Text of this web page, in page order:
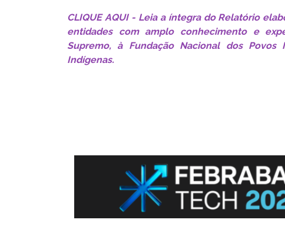
CLIQUE AQUI - Leia a íntegra do Relatório
entidades com amplo conhecimento e
Supremo, à Fundação Nacional dos
Indígenas.